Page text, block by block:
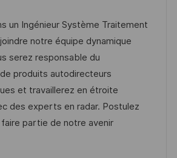
d
e
e
m
p
l
e
t
e
g
o
r
í
a
un Ingénieur Système Traitement
notre équipe dynamique
serez responsable du
produits autodirecteurs
et travaillerez en étroite
des experts en radar. Postulez
partie de notre avenir